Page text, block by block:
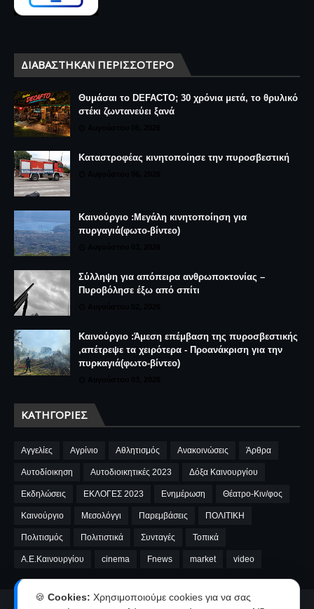
ΔΙΑΒΆΣΤΗΚΑΝ ΠΕΡΙΣΣΌΤΕΡΟ
Θυμάσαι το DEFACTO; 30 χρόνια μετά, το θρυλικό
στέκι ζωντανεύει ξανά
Καταστροφέας κινητοποίησε την πυροσβεστική
Καινούργιο :Μεγάλη κινητοποίηση για
πυργαγιά(φωτο-βίντεο)
Σύλληψη για απόπειρα ανθρωποκτονίας –
Πυροβόλησε έξω από σπίτι
Καινούργιο :Άμεση επέμβαση της πυροσβεστικής
,απέτρεψε τα χειρότερα - Προανάκριση για την
πυρκαγιά(φωτο-βίντεο)
ΚΑΤΗΓΟΡΊΕΣ
Αγγελίες Αγρίνιο Αθλητισμός Ανακοινώσεις Άρθρα
Αυτοδίοικηση Αυτοδιοικητικές 2023 Δόξα Καινουργίου
Εκδηλώσεις ΕΚΛΟΓΕΣ 2023 Ενημέρωση Θέατρο-Κιν/φος
Καινούργιο Μεσολόγγι Παρεμβάσεις ΠΟΛΙΤΙΚΗ
Πολιτισμός Πολιτιστικά Συνταγές Τοπικά
A.E.Καινουργίου cinema Fnews market video
🍪 Cookies: Χρησιμοποιούμε cookies για να σας